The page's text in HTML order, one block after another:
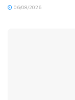
06/08/2026